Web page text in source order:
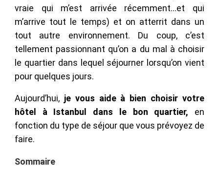
vraie qui m’est arrivée récemment…et qui
m’arrive tout le temps) et on atterrit dans un
tout autre environnement. Du coup, c’est
tellement passionnant qu’on a du mal à choisir
le quartier dans lequel séjourner lorsqu’on vient
pour quelques jours.
Aujourd’hui, je vous aide à bien choisir votre
hôtel à Istanbul dans le bon quartier, en
fonction du type de séjour que vous prévoyez de
faire.
Sommaire